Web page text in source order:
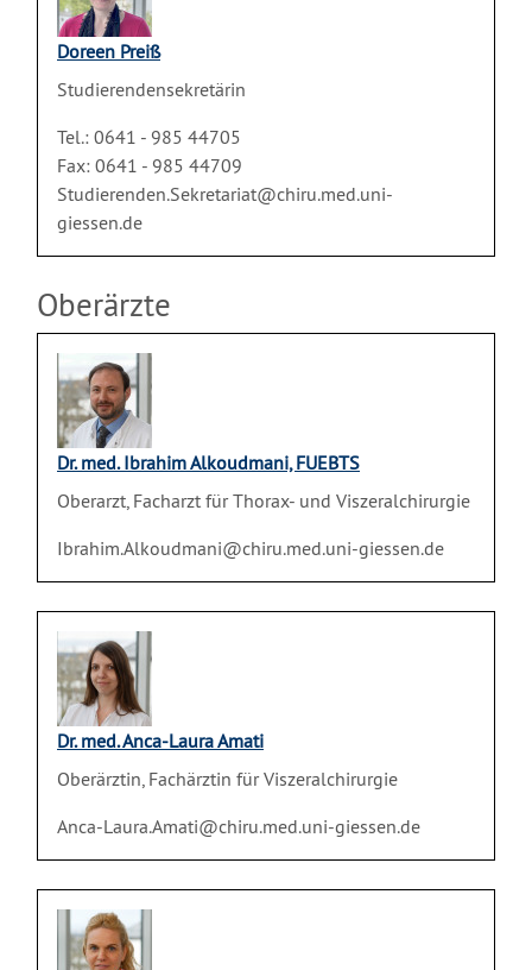
Doreen Preiß
Studierendensekretärin
Tel.: 0641 - 985 44705
Fax: 0641 - 985 44709
Studierenden.Sekretariat@chiru.med.uni-
giessen.de
Oberärzte
Dr. med. Ibrahim Alkoudmani, FUEBTS
Oberarzt, Facharzt für Thorax- und Viszeralchirurgie
Ibrahim.Alkoudmani@chiru.med.uni-giessen.de
Dr. med. Anca-Laura Amati
Oberärztin, Fachärztin für Viszeralchirurgie
Anca-Laura.Amati@chiru.med.uni-giessen.de